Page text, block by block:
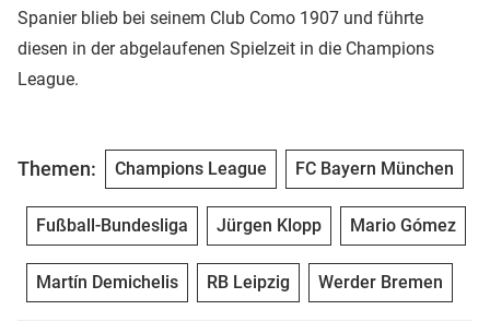
Spanier blieb bei seinem Club Como 1907 und führte
diesen in der abgelaufenen Spielzeit in die Champions
League.
Themen: Champions League FC Bayern München
Fußball-Bundesliga Jürgen Klopp Mario Gómez
Martín Demichelis RB Leipzig Werder Bremen